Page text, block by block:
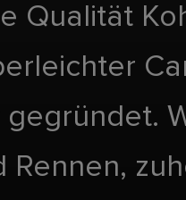
Qualität
gegründet.
Rennen,